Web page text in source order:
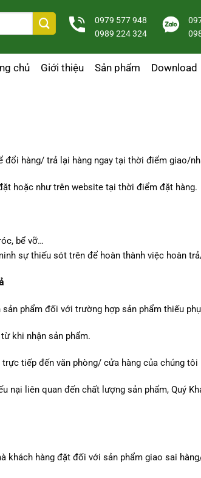
0979 577 948
0989 224 324
chủ Giới thiệu Sản phẩm Download
đổi hàng/ trả lại hàng ngay tại thời điểm giao/
hoặc như trên website tại thời điểm đặt hàng.
bể vỡ…
sự thiếu sót trên để hoàn thành việc hoàn
phẩm đối với trường hợp sản phẩm thiếu
khi nhận sản phẩm.
tiếp đến văn phòng/ cửa hàng của chúng
nại liên quan đến chất lượng sản phẩm, Quý
khách hàng đặt đối với sản phẩm giao sai